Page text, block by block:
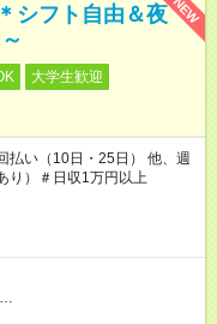
NEW
シフト自由＆夜
大学生歓迎
払い（10日・25日） 他、週
り）＃日収1万円以上
…